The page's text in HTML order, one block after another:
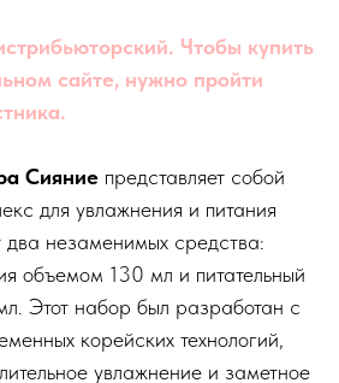
Чтобы купить
сайте, нужно пройти
Сияние представляет собой
для увлажнения и питания
два незаменимых средства:
объемом 130 мл и питательный
Этот набор был разработан с
корейских технологий,
увлажнение и заметное